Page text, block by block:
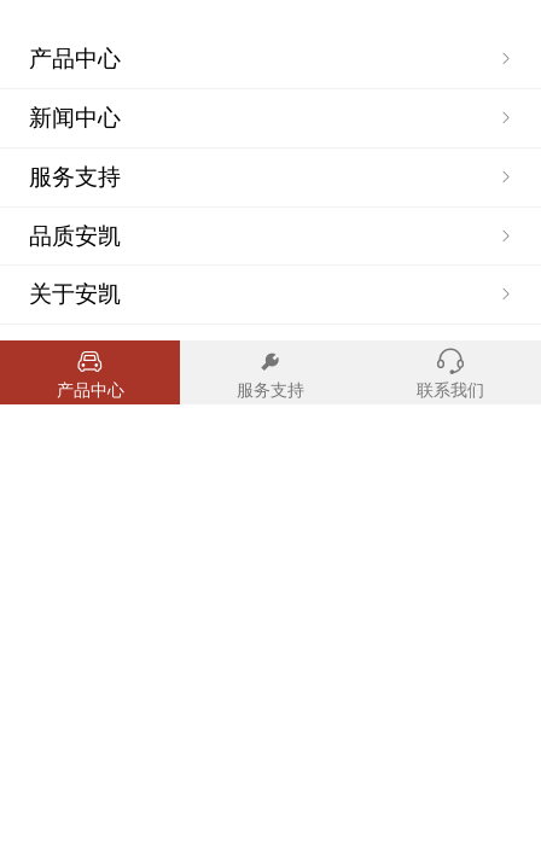
产品中心 服务支持 联系我们
产品中心
新闻中心
服务支持
品质安凯
关于安凯
投资者关系
招聘英才